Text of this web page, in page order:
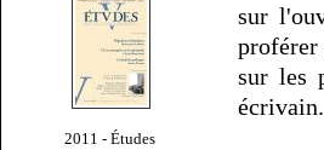
2011 - Études
sur
proférer
sur les
écrivain.